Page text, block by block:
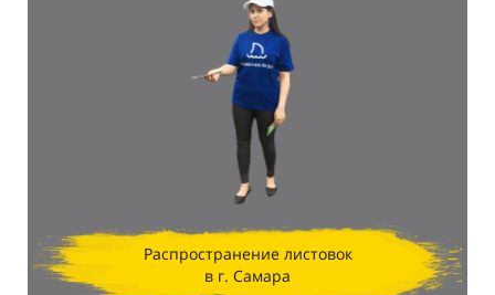
Распространение листовок
в г. Самара